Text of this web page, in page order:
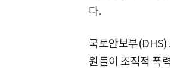
다.
국토안보부(DHS)
원들이 조직적 폭